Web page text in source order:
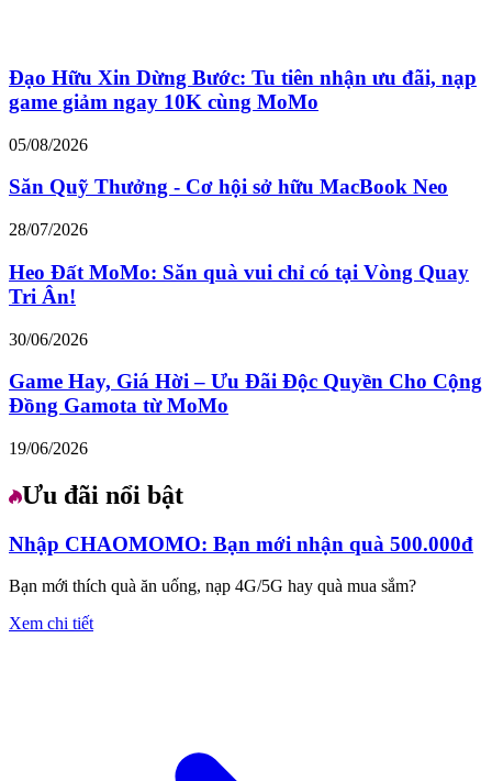
Đạo Hữu Xin Dừng Bước: Tu tiên nhận ưu đãi, nạp
game giảm ngay 10K cùng MoMo
05/08/2026
Săn Quỹ Thưởng - Cơ hội sở hữu MacBook Neo
28/07/2026
Heo Đất MoMo: Săn quà vui chỉ có tại Vòng Quay
Tri Ân!
30/06/2026
Game Hay, Giá Hời – Ưu Đãi Độc Quyền Cho Cộng
Đồng Gamota từ MoMo
19/06/2026
Ưu đãi nổi bật
Nhập CHAOMOMO: Bạn mới nhận quà 500.000đ
Bạn mới thích quà ăn uống, nạp 4G/5G hay quà mua sắm?
Xem chi tiết